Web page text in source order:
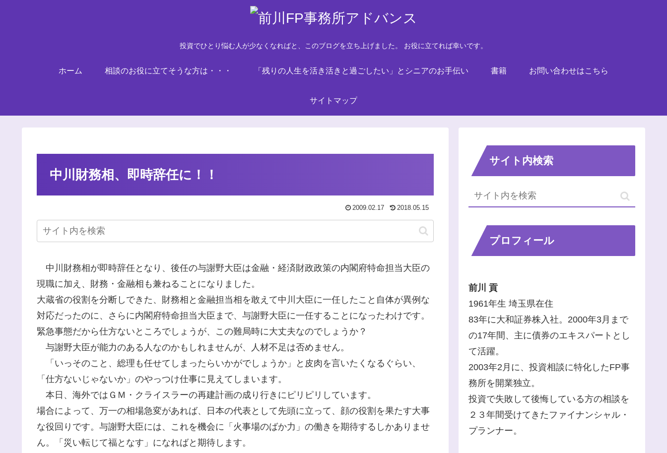
投資でひとり悩む人が少なくなればと、このブログを立ち上げました。 お役に立てれば幸いです。
ホーム 相談のお役に立てそうな方は・・・ 「残りの人生を活き活きと過ごしたい」とシニアのお手伝い 書籍 お問い合わせはこちら
サイトマップ
中川財務相、即時辞任に！！
2009.02.17 2018.05.15
中川財務相が即時辞任となり、後任の与謝野大臣は金融・経済財政政策の内閣府特命担当大臣の
現職に加え、財務・金融相も兼ねることになりました。
大蔵省の役割を分断しできた、財務相と金融担当相を敢えて中川大臣に一任したこと自体が異例な
対応だったのに、さらに内閣府特命担当大臣まで、与謝野大臣に一任することになったわけです。
緊急事態だから仕方ないところでしょうが、この難局時に大丈夫なのでしょうか？
与謝野大臣が能力のある人なのかもしれませんが、人材不足は否めません。
「いっそのこと、総理も任せてしまったらいかがでしょうか」と皮肉を言いたくなるぐらい、
「仕方ないじゃないか」のやっつけ仕事に見えてしまいます。
本日、海外ではＧＭ・クライスラーの再建計画の成り行きにピリピリしています。
場合によって、万一の相場急変があれば、日本の代表として先頭に立って、顔の役割を果たす大事
な役回りです。与謝野大臣には、これを機会に「火事場のばか力」の働きを期待するしかありませ
ん。「災い転じて福となす」になればと期待します。
サイト内検索
プロフィール
前川 貢
1961年生 埼玉県在住
83年に大和証券株入社。2000年3月まで
の17年間、主に債券のエキスパートとし
て活躍。
2003年2月に、投資相談に特化したFP事
務所を開業独立。
投資で失敗して後悔している方の相談を
２３年間受けてきたファイナンシャル・
プランナー。